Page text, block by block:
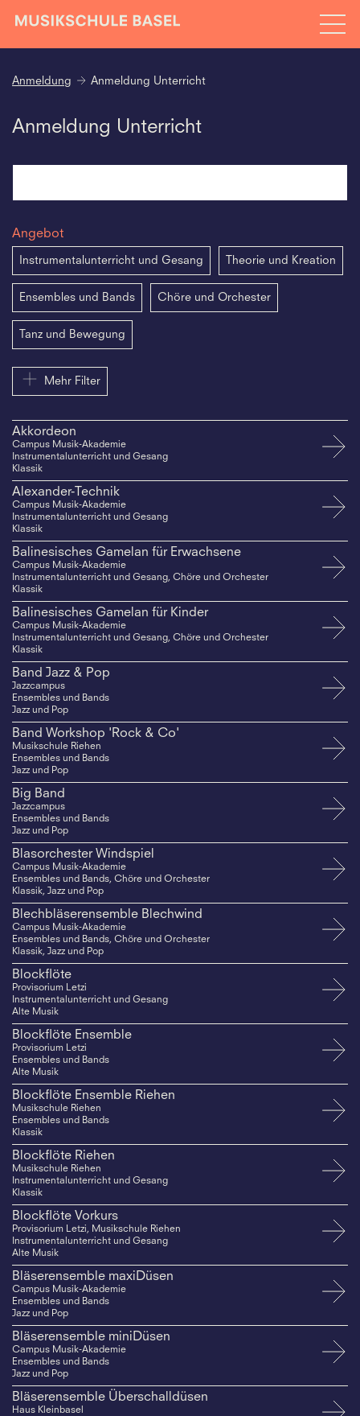
Anmeldung Anmeldung Unterricht
Anmeldung Unterricht
Angebot
Instrumentalunterricht und Gesang Theorie und Kreation
Ensembles und Bands Chöre und Orchester
Tanz und Bewegung
Mehr Filter
Akkordeon
Campus Musik-Akademie
Instrumentalunterricht und Gesang
Klassik
Alexander-Technik
Campus Musik-Akademie
Instrumentalunterricht und Gesang
Klassik
Balinesisches Gamelan für Erwachsene
Campus Musik-Akademie
Instrumentalunterricht und Gesang, Chöre und Orchester
Klassik
Balinesisches Gamelan für Kinder
Campus Musik-Akademie
Instrumentalunterricht und Gesang, Chöre und Orchester
Klassik
Band Jazz & Pop
Jazzcampus
Ensembles und Bands
Jazz und Pop
Band Workshop 'Rock & Co'
Musikschule Riehen
Ensembles und Bands
Jazz und Pop
Big Band
Jazzcampus
Ensembles und Bands
Jazz und Pop
Blasorchester Windspiel
Campus Musik-Akademie
Ensembles und Bands, Chöre und Orchester
Klassik, Jazz und Pop
Blechbläserensemble Blechwind
Campus Musik-Akademie
Ensembles und Bands, Chöre und Orchester
Klassik, Jazz und Pop
Blockflöte
Provisorium Letzi
Instrumentalunterricht und Gesang
Alte Musik
Blockflöte Ensemble
Provisorium Letzi
Ensembles und Bands
Alte Musik
Blockflöte Ensemble Riehen
Musikschule Riehen
Ensembles und Bands
Klassik
Blockflöte Riehen
Musikschule Riehen
Instrumentalunterricht und Gesang
Klassik
Blockflöte Vorkurs
Provisorium Letzi, Musikschule Riehen
Instrumentalunterricht und Gesang
Alte Musik
Bläserensemble maxiDüsen
Campus Musik-Akademie
Ensembles und Bands
Jazz und Pop
Bläserensemble miniDüsen
Campus Musik-Akademie
Ensembles und Bands
Jazz und Pop
Bläserensemble Überschalldüsen
Haus Kleinbasel